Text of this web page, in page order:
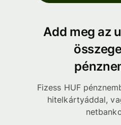
Add meg az
Fizess HUF
hitelkártyáddal,